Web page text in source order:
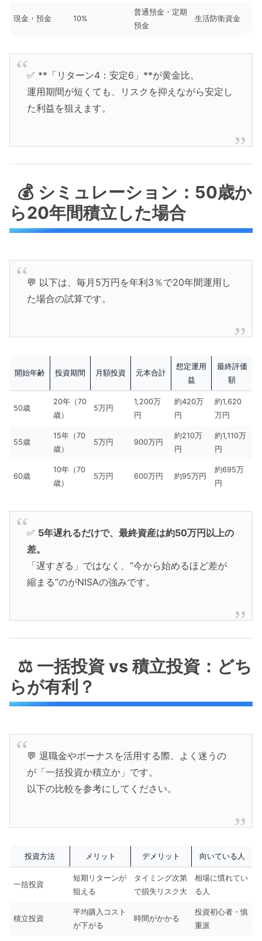
現金・預金 10%
普通預金・定期
預金
生活防衛資金
✅ **「リターン4：安定6」**が黄金比。
運用期間が短くても、リスクを抑えながら安定し
た利益を狙えます。
💰 シミュレーション：50歳か
ら20年間積立した場合
💬 以下は、毎月5万円を年利3％で20年間運用し
た場合の試算です。
開始年齢 投資期間 月額投資 元本合計
想定運用
益
最終評価
額
50歳
20年（70
歳）
5万円
1,200万
円
約420万
円
約1,620
万円
55歳
15年（70
歳）
5万円 900万円
約210万
円
約1,110万
円
60歳
10年（70
歳）
5万円 600万円 約95万円
約695万
円
✅ 5年遅れるだけで、最終資産は約50万円以上の
差。
「遅すぎる」ではなく、“今から始めるほど差が
縮まる”のがNISAの強みです。
⚖️ 一括投資 vs 積立投資：どち
らが有利？
💬 退職金やボーナスを活用する際、よく迷うの
が「一括投資か積立か」です。
以下の比較を参考にしてください。
投資方法 メリット デメリット 向いている人
一括投資
短期リターンが
狙える
タイミング次第
で損失リスク大
相場に慣れてい
る人
積立投資
平均購入コスト
が下がる
時間がかかる
投資初心者・慎
重派